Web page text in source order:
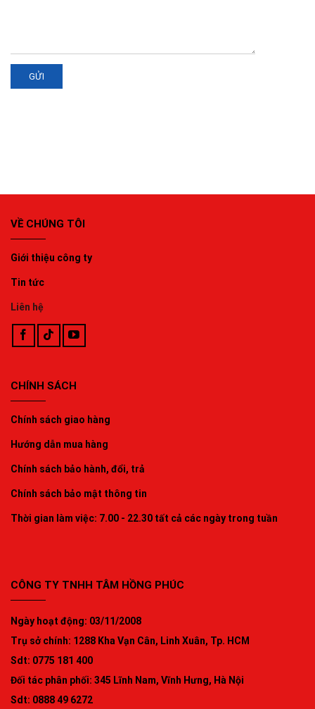
CÔNG TY TNHH TÂM HỒNG PHÚC
Ngày hoạt động: 03/11/2008
Trụ sở chính: 1288 Kha Vạn Cân, Linh Xuân, Tp. HCM
Sdt: 0775 181 400
Đối tác phân phối: 345 Lĩnh Nam, Vĩnh Hưng, Hà Nội
Sdt: 0888 49 6272
VỀ CHÚNG TÔI
Giới thiệu công ty
Tin tức
Liên hệ
CHÍNH SÁCH
Chính sách giao hàng
Hướng dẫn mua hàng
Chính sách bảo hành, đổi, trả
Chính sách bảo mật thông tin
Thời gian làm việc: 7.00 - 22.30 tất cả các ngày trong tuần